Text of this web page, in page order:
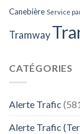
Canebière Service
Tramway
CATÉGORIES
Alerte Trafic
Alerte Trafic